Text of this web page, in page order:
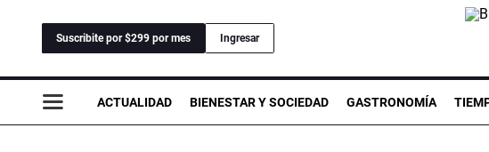
Suscribite por $299 por mes Ingresar
ACTUALIDAD BIENESTAR Y SOCIEDAD GASTRONOMÍA